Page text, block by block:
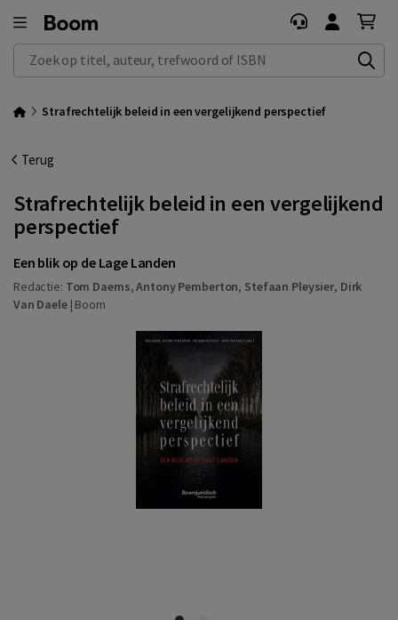
Zoek op titel, auteur, trefwoord of ISBN
Strafrechtelijk beleid in een vergelijkend perspectief
Terug
Strafrechtelijk beleid in een vergelijkend
perspectief
Een blik op de Lage Landen
Redactie: Tom Daems,Antony Pemberton, Stefaan Pleysier, Dirk
Van Daele| Boom